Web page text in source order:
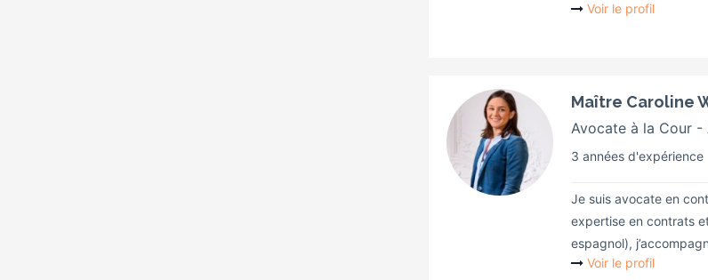
Voir le profil
Maître Caroline
Avocate à la Cour -
3 années d'expérience
Je suis avocate en
expertise en contrats
espagnol),
Voir le profil